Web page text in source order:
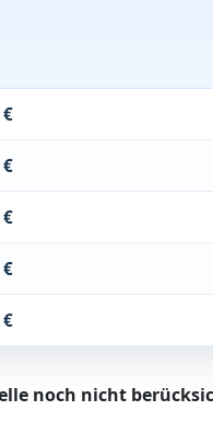
€
€
€
€
noch nicht